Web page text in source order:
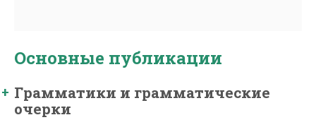
Основные публикации
Грамматики и грамматические
очерки